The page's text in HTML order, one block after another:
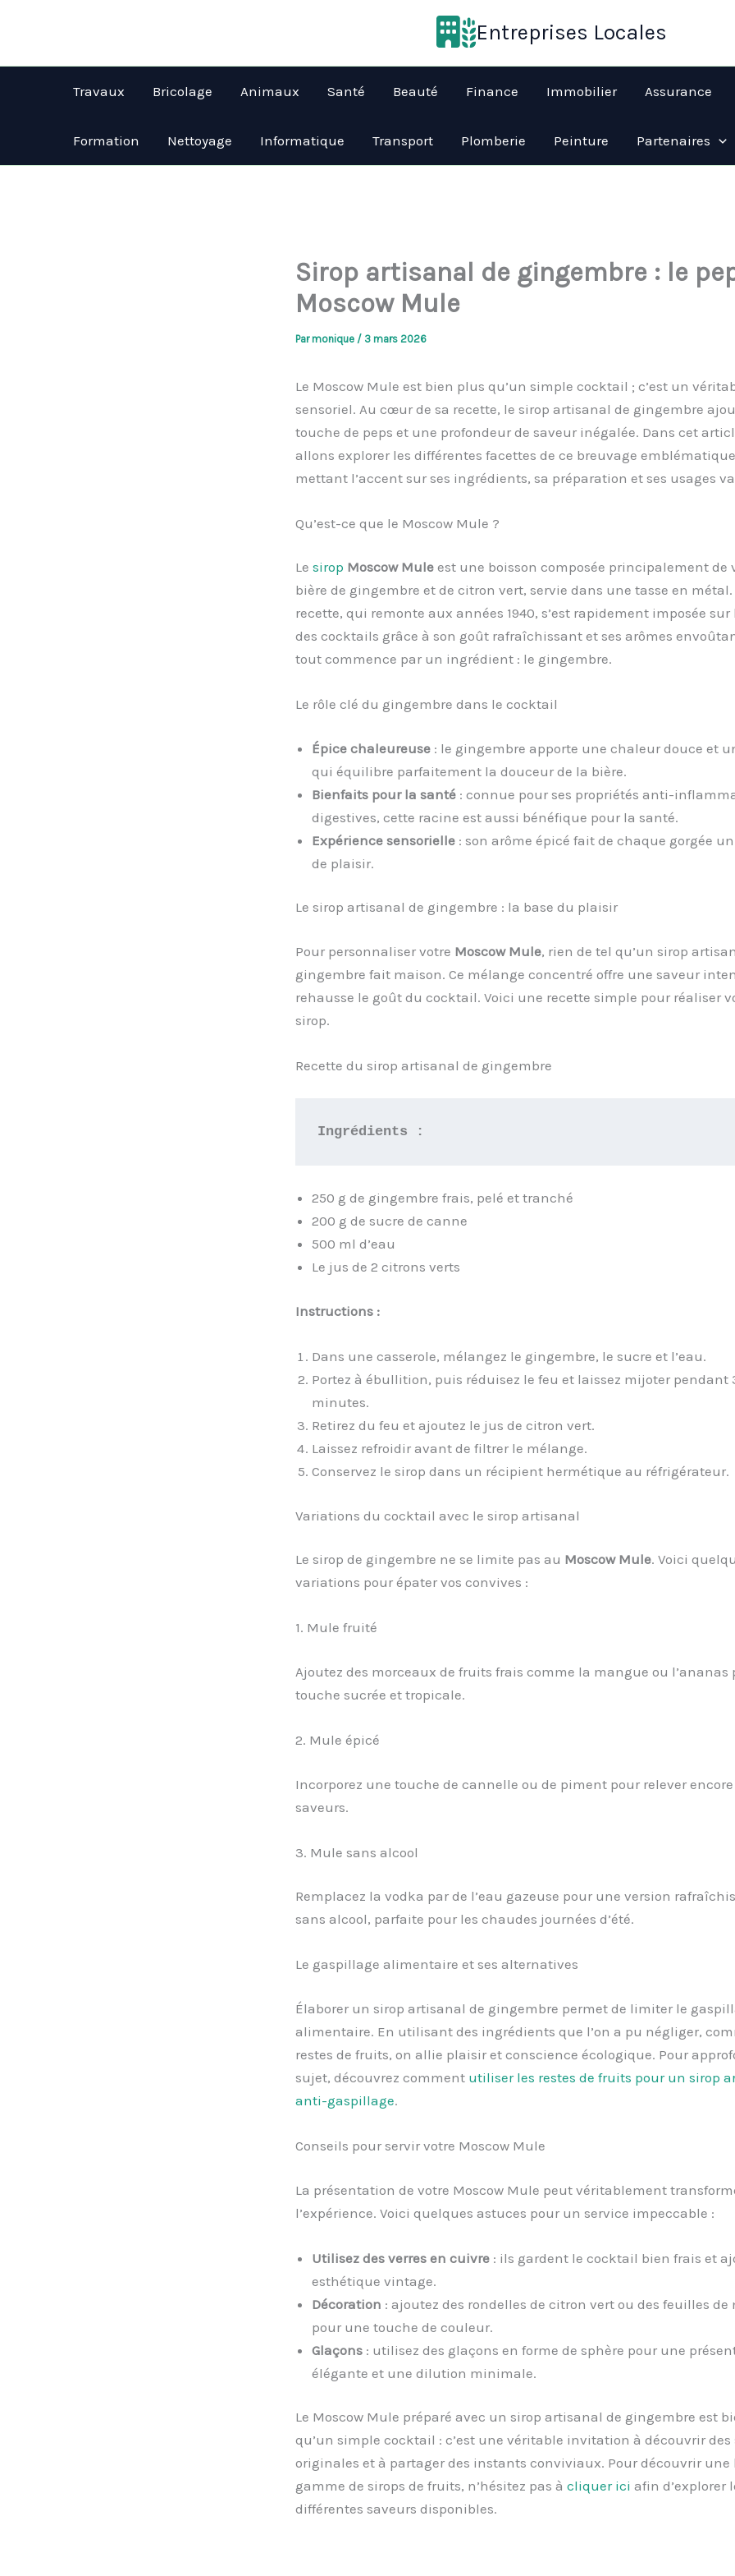
Entreprises Locales
Travaux Bricolage Animaux Santé Beauté Finance Immobilier Assurance
Formation Nettoyage Informatique Transport Plomberie Peinture Partenaires
Sirop artisanal de gingembre : le
Moscow Mule
Parmonique / 3 mars 2026
Le Moscow Mule est bien plus qu’un simple cocktail ; c’est un
sensoriel. Au cœur de sa recette, le sirop artisanal de gingembre
touche de peps et une profondeur de saveur inégalée. Dans cet
allons explorer les différentes facettes de ce breuvage
mettant l’accent sur ses ingrédients, sa préparation et ses usages
Qu’est-ce que le Moscow Mule ?
Le sirop Moscow Muleest une boisson composée principalement de
bière de gingembre et de citron vert, servie dans une tasse en métal.
recette, qui remonte aux années 1940, s’est rapidement imposée sur
des cocktails grâce à son goût rafraîchissant et ses arômes
tout commence par un ingrédient : le gingembre.
Le rôle clé du gingembre dans le cocktail
Épice chaleureuse: le gingembre apporte une chaleur douce et
qui équilibre parfaitement la douceur de la bière.
Bienfaits pour la santé: connue pour ses propriétés anti-
digestives, cette racine est aussi bénéfique pour la santé.
Expérience sensorielle: son arôme épicé fait de chaque gorgée
de plaisir.
Le sirop artisanal de gingembre : la base du plaisir
Pour personnaliser votre Moscow Mule, rien de tel qu’un sirop
gingembre fait maison. Ce mélange concentré offre une saveur
rehausse le goût du cocktail. Voici une recette simple pour réaliser
sirop.
Recette du sirop artisanal de gingembre
Ingrédients :
250 g de gingembre frais, pelé et tranché
200 g de sucre de canne
500 ml d’eau
Le jus de 2 citrons verts
Instructions :
Dans une casserole, mélangez le gingembre, le sucre et l’eau.
Portez à ébullition, puis réduisez le feu et laissez mijoter pendant
minutes.
Retirez du feu et ajoutez le jus de citron vert.
Laissez refroidir avant de filtrer le mélange.
Conservez le sirop dans un récipient hermétique au réfrigérateur.
Variations du cocktail avec le sirop artisanal
Le sirop de gingembre ne se limite pas au Moscow Mule. Voici
variations pour épater vos convives :
1. Mule fruité
Ajoutez des morceaux de fruits frais comme la mangue ou l’ananas
touche sucrée et tropicale.
2. Mule épicé
Incorporez une touche de cannelle ou de piment pour relever
saveurs.
3. Mule sans alcool
Remplacez la vodka par de l’eau gazeuse pour une version
sans alcool, parfaite pour les chaudes journées d’été.
Le gaspillage alimentaire et ses alternatives
Élaborer un sirop artisanal de gingembre permet de limiter le
alimentaire. En utilisant des ingrédients que l’on a pu négliger,
restes de fruits, on allie plaisir et conscience écologique. Pour
sujet, découvrez comment utiliser les restes de fruits pour un sirop
anti-gaspillage.
Conseils pour servir votre Moscow Mule
La présentation de votre Moscow Mule peut véritablement
l’expérience. Voici quelques astuces pour un service impeccable :
Utilisez des verres en cuivre: ils gardent le cocktail bien frais et
esthétique vintage.
Décoration : ajoutez des rondelles de citron vert ou des feuilles de
pour une touche de couleur.
Glaçons: utilisez des glaçons en forme de sphère pour une
élégante et une dilution minimale.
Le Moscow Mule préparé avec un sirop artisanal de gingembre est
qu’un simple cocktail : c’est une véritable invitation à découvrir des
originales et à partager des instants conviviaux. Pour découvrir une
gamme de sirops de fruits, n’hésitez pas à cliquer ici afin d’explorer
différentes saveurs disponibles.